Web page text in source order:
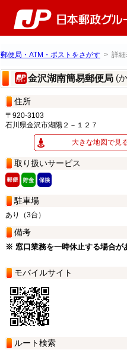
郵便局・ATM・ポストをさがす > 詳細
金沢湖南簡易郵便局 (
住所
〒920-3103
石川県金沢市湖陽２－１２７
大きな地図で見
取り扱いサービス
駐車場
あり（3台）
備考
※ 窓口業務を一時休止する場合が
モバイルサイト
ルート検索